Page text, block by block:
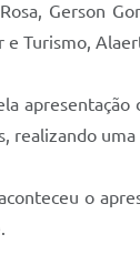
Gerson
e Turismo,
apresentação
realizando
o